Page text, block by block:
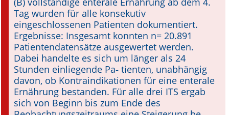
Tag wurden für alle konsekutiv
eingeschlossenen Patienten dokumentiert.
Ergebnisse: Insgesamt konnten n= 20.891
Patientendatensätze ausgewertet werden.
Dabei handelte es sich um länger als 24
Stunden einliegende Pa­‑ tienten, unabhängig
davon, ob Kontra­indikationen für eine enterale
Ernährung bestanden. Für alle drei ITS ergab
sich von Beginn bis zum Ende des